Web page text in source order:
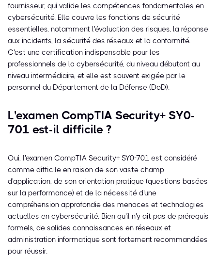
fournisseur, qui valide les compétences fondamentales en
cybersécurité. Elle couvre les fonctions de sécurité
essentielles, notamment l'évaluation des risques, la réponse
aux incidents, la sécurité des réseaux et la conformité.
C'est une certification indispensable pour les
professionnels de la cybersécurité, du niveau débutant au
niveau intermédiaire, et elle est souvent exigée par le
personnel du Département de la Défense (DoD).
L'examen CompTIA Security+ SY0-
701 est-il difficile ?
Oui, l'examen CompTIA Security+ SY0-701 est considéré
comme difficile en raison de son vaste champ
d'application, de son orientation pratique (questions basées
sur la performance) et de la nécessité d'une
compréhension approfondie des menaces et technologies
actuelles en cybersécurité. Bien qu'il n'y ait pas de prérequis
formels, de solides connaissances en réseaux et
administration informatique sont fortement recommandées
pour réussir.